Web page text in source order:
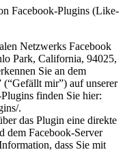
Facebook-Plugins (Like-
Netzwerks Facebook
Park, California, 94025,
Sie an dem
mir”) auf unserer
finden Sie hier:
.
das Plugin eine direkte
dem Facebook-Server
dass Sie mit